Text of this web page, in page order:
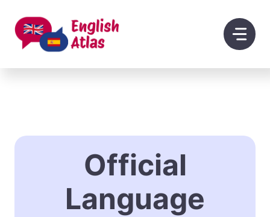
contenido
Official
Language